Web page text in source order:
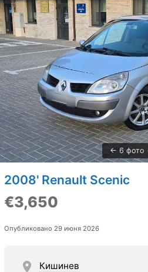
6 фото
2008' Renault Scenic
€3,650
Опубликовано 29 июня 2026
Кишинев